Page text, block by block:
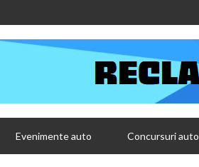
Evenimente auto Concursuri auto